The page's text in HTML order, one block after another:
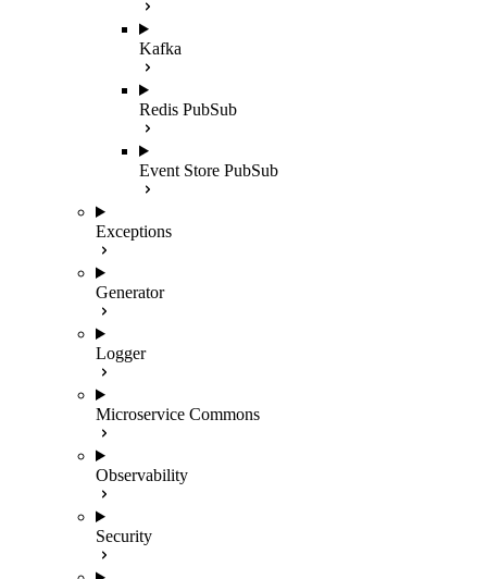
Kafka
Redis PubSub
Event Store PubSub
Exceptions
Generator
Logger
Microservice Commons
Observability
Security